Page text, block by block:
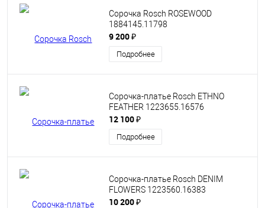
Сорочка Rosch ROSEWOOD
1884145.11798
9 200 ₽
Подробнее
Сорочка-платье Rosch ETHNO
FEATHER 1223655.16576
12 100 ₽
Подробнее
Сорочка-платье Rosch DENIM
FLOWERS 1223560.16383
10 200 ₽